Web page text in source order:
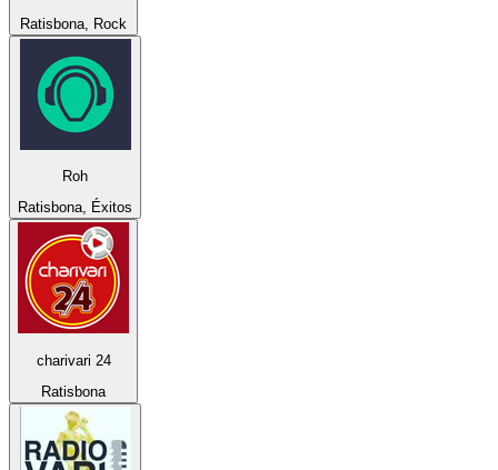
Ratisbona, Rock
Roh
Ratisbona, Éxitos
charivari 24
Ratisbona